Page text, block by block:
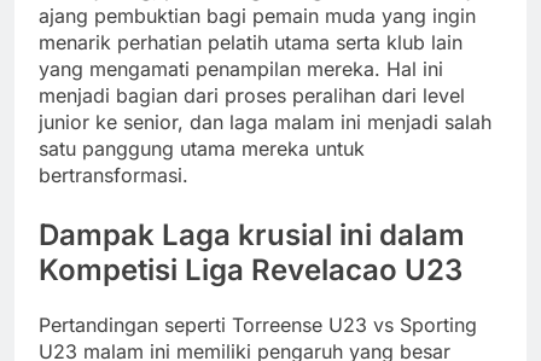
ajang pembuktian bagi pemain muda yang ingin
menarik perhatian pelatih utama serta klub lain
yang mengamati penampilan mereka. Hal ini
menjadi bagian dari proses peralihan dari level
junior ke senior, dan laga malam ini menjadi salah
satu panggung utama mereka untuk
bertransformasi.
Dampak Laga krusial ini dalam
Kompetisi Liga Revelacao U23
Pertandingan seperti Torreense U23 vs Sporting
U23 malam ini memiliki pengaruh yang besar